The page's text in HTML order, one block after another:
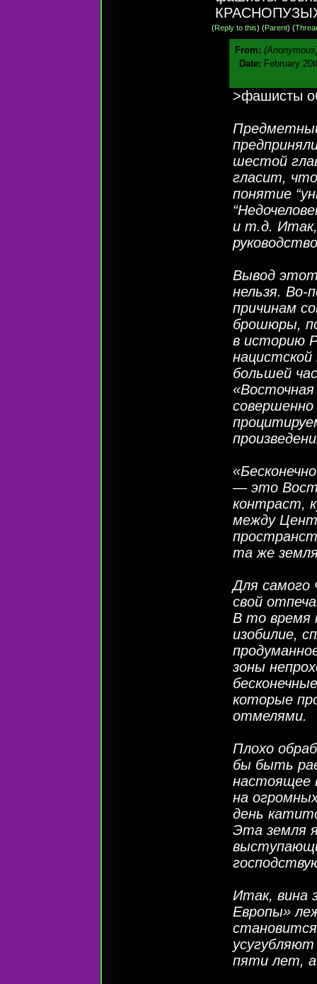
(Reply to this) (Parent) (
From:
Date: February
>фашисты
шестой
гласит,
понятие
и т.д. Итак,
Вывод
нельзя. Во-
причинам
брошюры,
в историю
нацистской
большей
— это
контраст,
между
та же
Для самого
свой
В то время
изобилие,
зоны
которые
отмелями.
Плохо
бы быть
настоящее
на
день
Эта земля
Итак, вина
Европы»
пяти лет, а